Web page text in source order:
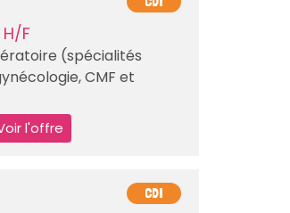
F
(spécialités
CMF et
l'offre
CDI